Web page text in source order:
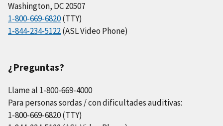
Washington, DC 20507
1-800-669-6820(TTY)
1-844-234-5122(ASL Video Phone)
¿Preguntas?
Llame al 1-800-669-4000
Para personas sordas / con dificultades auditivas:
1-800-669-6820 (TTY)